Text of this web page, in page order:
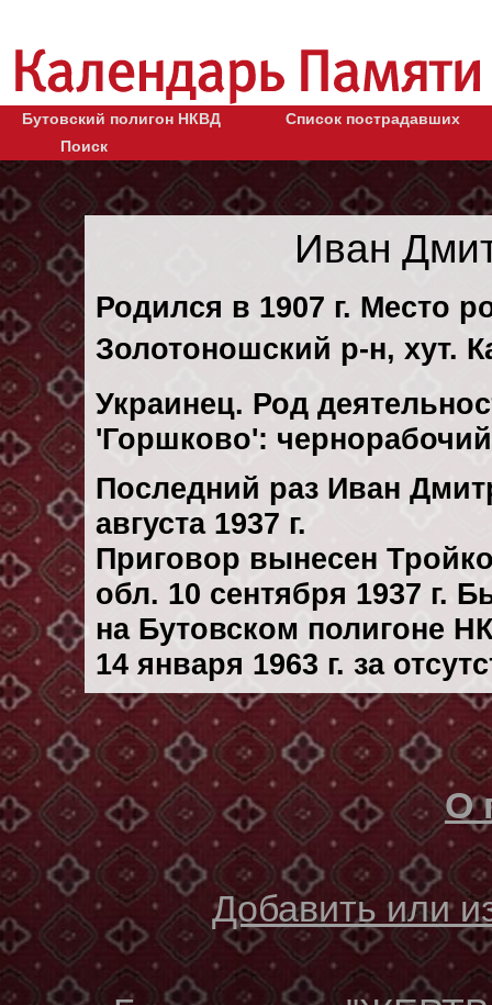
Бутовский полигон НКВД
Список пострадавших
Поиск
Иван
Родился в 1907 г. Место
Золотоношский р-н, хут.
Украинец. Род
'Горшково':
Последний раз Иван
августа 1937 г.
Приговор вынесен
обл. 10 сентября 1937 г.
на Бутовском полигоне
14 января 1963 г. за
О
Добавить или